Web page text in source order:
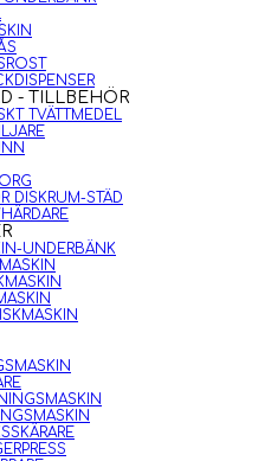
- TILLBEHÖR
TVÄTTMEDEL
DISKRUM-STÄD
UNDERBÄNK